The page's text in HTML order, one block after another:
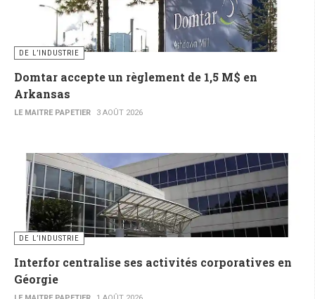
DE L’INDUSTRIE
Domtar accepte un règlement de 1,5 M$ en
Arkansas
LE MAITRE PAPETIER 3 AOÛT 2026
DE L’INDUSTRIE
Interfor centralise ses activités corporatives en
Géorgie